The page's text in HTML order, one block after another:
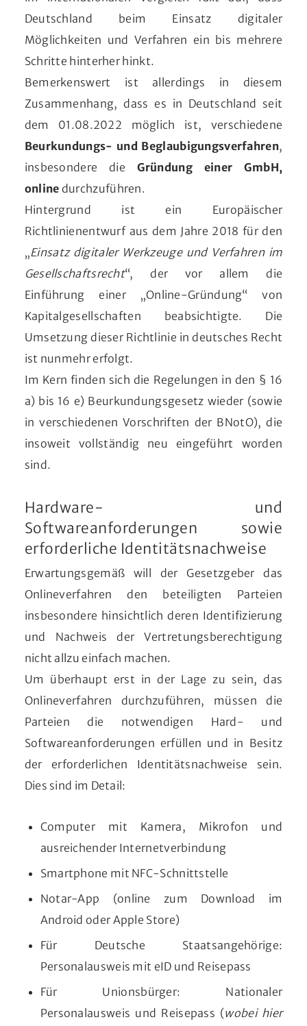
Deutschland beim Einsatz digitaler
Möglichkeiten und Verfahren ein bis mehrere
Schritte hinterher hinkt.
Bemerkenswert ist allerdings in diesem
Zusammenhang, dass es in Deutschland seit
dem 01.08.2022 möglich ist, verschiedene
Beurkundungs- und Beglaubigungsverfahren,
insbesondere die Gründung einer GmbH,
online durchzuführen.
Hintergrund ist ein Europäischer
Richtlinienentwurf aus dem Jahre 2018 für den
„Einsatz digitaler Werkzeuge und Verfahren im
Gesellschaftsrecht“, der vor allem die
Einführung einer „Online-Gründung“ von
Kapitalgesellschaften beabsichtigte. Die
Umsetzung dieser Richtlinie in deutsches Recht
ist nunmehr erfolgt.
Im Kern finden sich die Regelungen in den § 16
a) bis 16 e) Beurkundungsgesetz wieder (sowie
in verschiedenen Vorschriften der BNotO), die
insoweit vollständig neu eingeführt worden
sind.
Hardware- und
Softwareanforderungen sowie
erforderliche Identitätsnachweise
Erwartungsgemäß will der Gesetzgeber das
Onlineverfahren den beteiligten Parteien
insbesondere hinsichtlich deren Identifizierung
und Nachweis der Vertretungsberechtigung
nicht allzu einfach machen.
Um überhaupt erst in der Lage zu sein, das
Onlineverfahren durchzuführen, müssen die
Parteien die notwendigen Hard- und
Softwareanforderungen erfüllen und in Besitz
der erforderlichen Identitätsnachweise sein.
Dies sind im Detail:
Computer mit Kamera, Mikrofon und
ausreichender Internetverbindung
Smartphone mit NFC-Schnittstelle
Notar-App (online zum Download im
Android oder Apple Store)
Für Deutsche Staatsangehörige:
Personalausweis mit eID und Reisepass
Für Unionsbürger: Nationaler
Personalausweis und Reisepass (wobei hier